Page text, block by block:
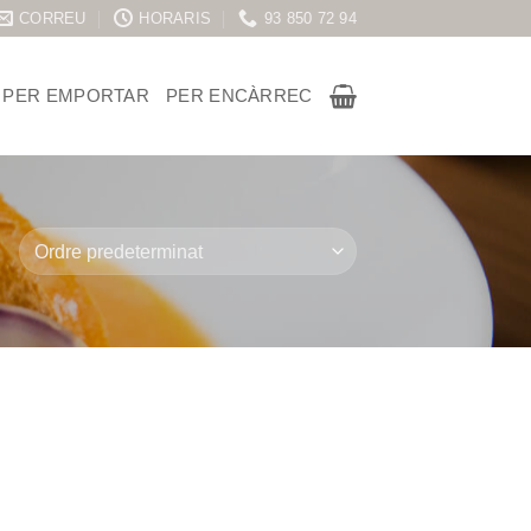
CORREU HORARIS 93 850 72 94
PER EMPORTAR PER ENCÀRREC